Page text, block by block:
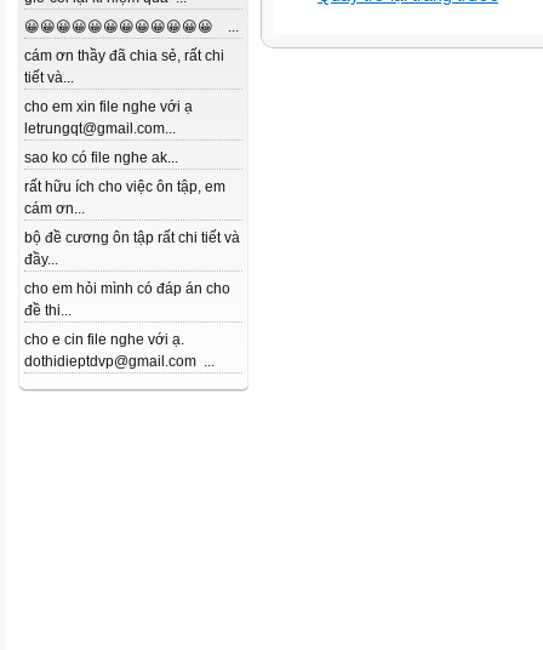
😀😀😀😀😀😀😀😀😀😀😀😀 ...
cám ơn thầy đã chia sẻ, rất chi
tiết và...
cho em xin file nghe với ạ
letrungqt@gmail.com...
sao ko có file nghe ak...
rất hữu ích cho việc ôn tập, em
cám ơn...
bộ đề cương ôn tập rất chi tiết và
đầy...
cho em hỏi mình có đáp án cho
đề thi...
cho e cin file nghe với ạ.
dothidieptdvp@gmail.com ...